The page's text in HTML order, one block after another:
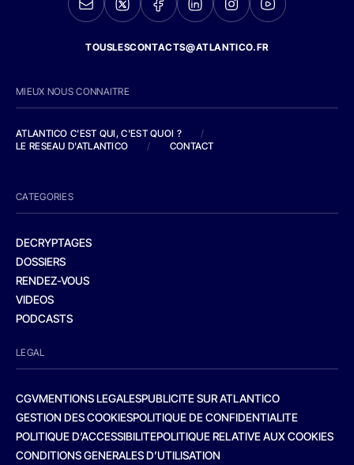
TOUSLESCONTACTS@ATLANTICO.FR
MIEUX NOUS CONNAITRE
ATLANTICO C'EST QUI, C'EST QUOI ?
/
LE RESEAU D'ATLANTICO
/ CONTACT
CATEGORIES
DECRYPTAGES
DOSSIERS
RENDEZ-VOUS
VIDEOS
PODCASTS
LEGAL
CGVMENTIONS LEGALESPUBLICITE SUR ATLANTICO
GESTION DES COOKIESPOLITIQUE DE CONFIDENTIALITE
POLITIQUE D’ACCESSIBILITEPOLITIQUE RELATIVE AUX COOKIES
CONDITIONS GENERALES D’UTILISATION